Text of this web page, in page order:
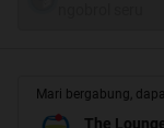
Mari bergabung,
The